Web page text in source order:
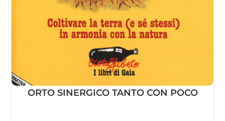
ORTO SINERGICO TANTO CON POCO